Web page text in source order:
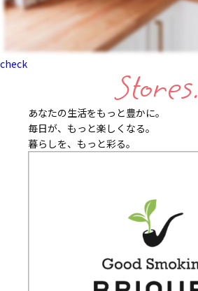
check
Stores.
あなたの生活をもっと豊かに。
毎日が、もっと楽しくなる。
暮らしを、もっと彩る。